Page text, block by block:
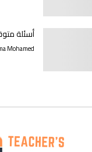
أسئلة
Mohamed